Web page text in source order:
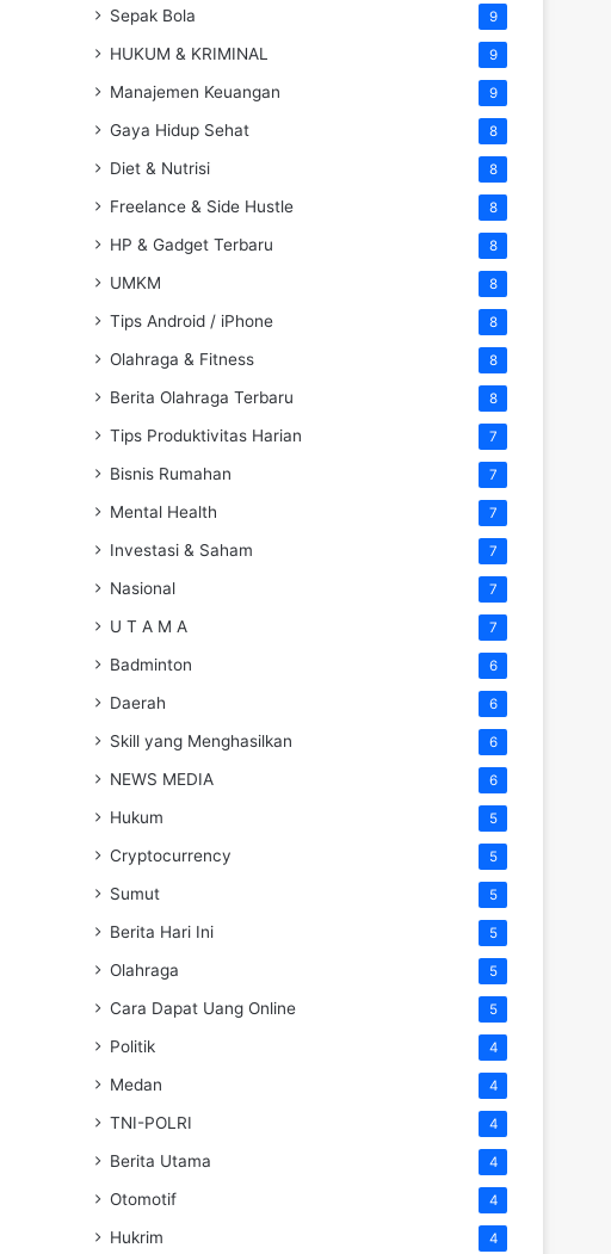
Sepak Bola 9
HUKUM & KRIMINAL 9
Manajemen Keuangan 9
Gaya Hidup Sehat 8
Diet & Nutrisi 8
Freelance & Side Hustle 8
HP & Gadget Terbaru 8
UMKM 8
Tips Android / iPhone 8
Olahraga & Fitness 8
Berita Olahraga Terbaru 8
Tips Produktivitas Harian 7
Bisnis Rumahan 7
Mental Health 7
Investasi & Saham 7
Nasional 7
U T A M A 7
Badminton 6
Daerah 6
Skill yang Menghasilkan 6
NEWS MEDIA 6
Hukum 5
Cryptocurrency 5
Sumut 5
Berita Hari Ini 5
Olahraga 5
Cara Dapat Uang Online 5
Politik 4
Medan 4
TNI-POLRI 4
Berita Utama 4
Otomotif 4
Hukrim 4